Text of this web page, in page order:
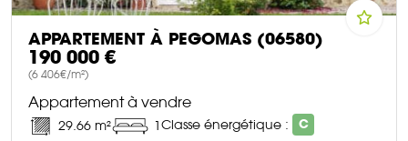
APPARTEMENT À PEGOMAS (06580)
190 000 €
(6 406€/m²)
Appartement à vendre
29.66 m² 1Classe énergétique : C